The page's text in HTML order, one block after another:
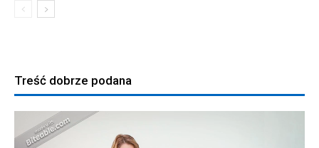
Treść dobrze podana
Odtwarzacz
video